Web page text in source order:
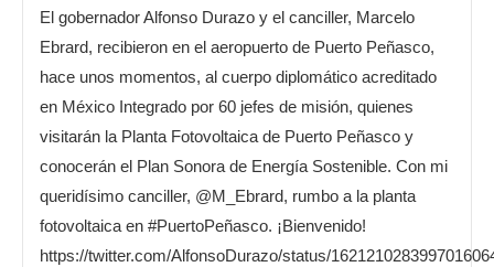
El gobernador Alfonso Durazo y el canciller, Marcelo
Ebrard, recibieron en el aeropuerto de Puerto Peñasco,
hace unos momentos, al cuerpo diplomático acreditado
en México Integrado por 60 jefes de misión, quienes
visitarán la Planta Fotovoltaica de Puerto Peñasco y
conocerán el Plan Sonora de Energía Sostenible. Con mi
queridísimo canciller, @M_Ebrard, rumbo a la planta
fotovoltaica en #PuertoPeñasco. ¡Bienvenido!
https://twitter.com/AlfonsoDurazo/status/